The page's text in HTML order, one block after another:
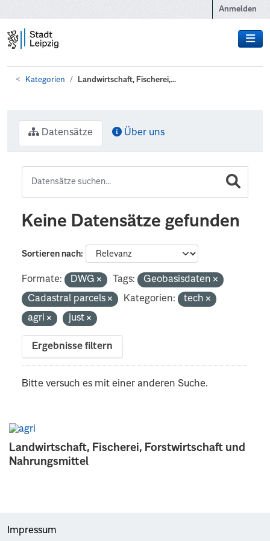
Anmelden
Kategorien Landwirtschaft, Fischerei,...
Landwirtschaft, Fischerei, Forstwirtschaft und
Nahrungsmittel
Datensätze Über uns
Keine Datensätze gefunden
Sortieren nach
Formate: DWG Tags:
Geobasisdaten
Cadastral parcels
Kategorien:
tech
agri
just
Ergebnisse filtern
Bitte versuch es mit einer anderen Suche.
Impressum